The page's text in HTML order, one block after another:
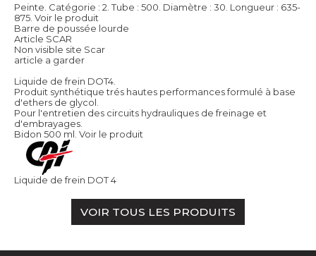
Peinte. Catégorie : 2. Tube : 500. Diamètre : 30. Longueur : 635-
875. Voir le produit
Barre de poussée lourde
Article SCAR
Non visible site Scar
article a garder
Liquide de frein DOT4.
Produit synthétique trés hautes performances formulé à base
d'ethers de glycol.
Pour l'entretien des circuits hydrauliques de freinage et
d'embrayages.
Bidon 500 ml. Voir le produit
Liquide de frein DOT 4
VOIR TOUS LES PRODUITS